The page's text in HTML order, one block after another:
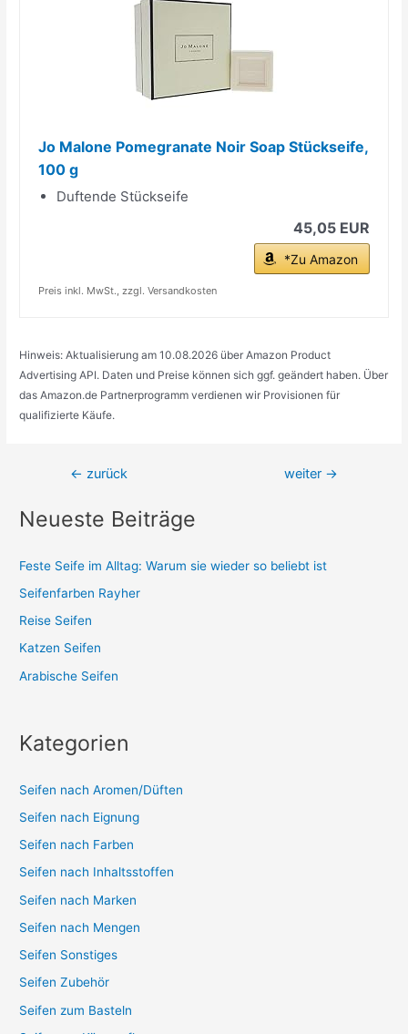
Jo Malone Pomegranate Noir Soap Stückseife,
100 g
Duftende Stückseife
45,05 EUR
*Zu Amazon
Preis inkl. MwSt., zzgl. Versandkosten
Hinweis: Aktualisierung am 10.08.2026 über Amazon Product
Advertising API. Daten und Preise können sich ggf. geändert haben. Über
das Amazon.de Partnerprogramm verdienen wir Provisionen für
qualifizierte Käufe.
Beitragsnavigation
← zurück weiter →
Neueste Beiträge
Feste Seife im Alltag: Warum sie wieder so beliebt ist
Seifenfarben Rayher
Reise Seifen
Katzen Seifen
Arabische Seifen
Kategorien
Seifen nach Aromen/Düften
Seifen nach Eignung
Seifen nach Farben
Seifen nach Inhaltsstoffen
Seifen nach Marken
Seifen nach Mengen
Seifen Sonstiges
Seifen Zubehör
Seifen zum Basteln